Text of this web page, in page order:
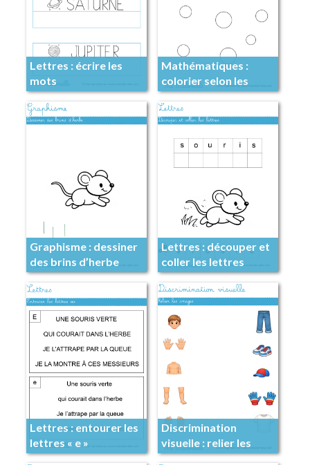
Lettres : écrire les
mots
Mathématiques :
colorier selon les
indications
Graphisme : dessiner
des brins d’herbe
Lettres : découper et
coller les lettres
Lettres : entourer les
lettres « e »
Discrimination
visuelle : relier les
images